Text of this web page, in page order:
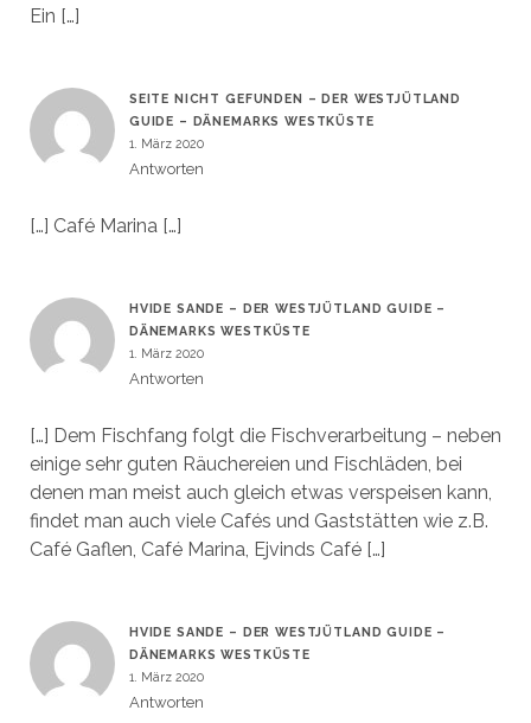
Ein […]
SEITE NICHT GEFUNDEN – DER WESTJÜTLAND
GUIDE – DÄNEMARKS WESTKÜSTE
1. März 2020
Antworten
[…] Café Marina […]
HVIDE SANDE – DER WESTJÜTLAND GUIDE –
DÄNEMARKS WESTKÜSTE
1. März 2020
Antworten
[…] Dem Fischfang folgt die Fischverarbeitung – neben
einige sehr guten Räuchereien und Fischläden, bei
denen man meist auch gleich etwas verspeisen kann,
findet man auch viele Cafés und Gaststätten wie z.B.
Café Gaflen, Café Marina, Ejvinds Café […]
HVIDE SANDE – DER WESTJÜTLAND GUIDE –
DÄNEMARKS WESTKÜSTE
1. März 2020
Antworten